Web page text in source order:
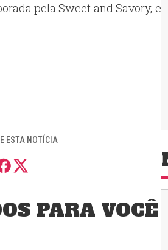
pela Sweet and Savory, e
ESTA NOTÍCIA
PARA VOCÊ